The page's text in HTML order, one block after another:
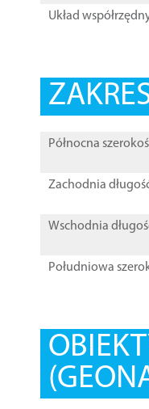
Układ
Północna
Zachodnia
Wschodnia
Południowa